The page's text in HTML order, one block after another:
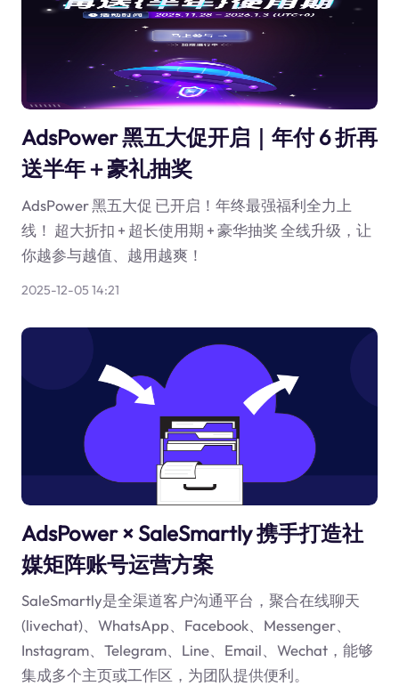
AdsPower 黑五大促开启｜年付 6 折再
送半年＋豪礼抽奖
AdsPower 黑五大促 已开启！年终最强福利全力上
线！ 超大折扣 + 超长使用期 + 豪华抽奖 全线升级，让
你越参与越值、越用越爽！
2025-12-05 14:21
AdsPower × SaleSmartly 携手打造社
媒矩阵账号运营方案
SaleSmartly是全渠道客户沟通平台，聚合在线聊天
(livechat)、WhatsApp、Facebook、Messenger、
Instagram、Telegram、Line、Email、Wechat，能够
集成多个主页或工作区，为团队提供便利。